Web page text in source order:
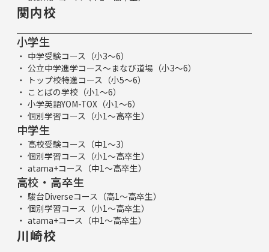
関内校
小学生
中学受験コース（小3～6）
公立中学進学コース～まなび道場（小3～6）
トップ校特進コース（小5～6）
ことばの学校（小1～6）
小学英語YOM-TOX（小1～6）
個別学習コース（小1～高卒生）
中学生
高校受験コース（中1～3）
個別学習コース（小1～高卒生）
atama+コース（中1～高卒生）
高校・高卒生
駿台Diverseコース（高1～高卒生）
個別学習コース（小1～高卒生）
atama+コース（中1～高卒生）
川崎校